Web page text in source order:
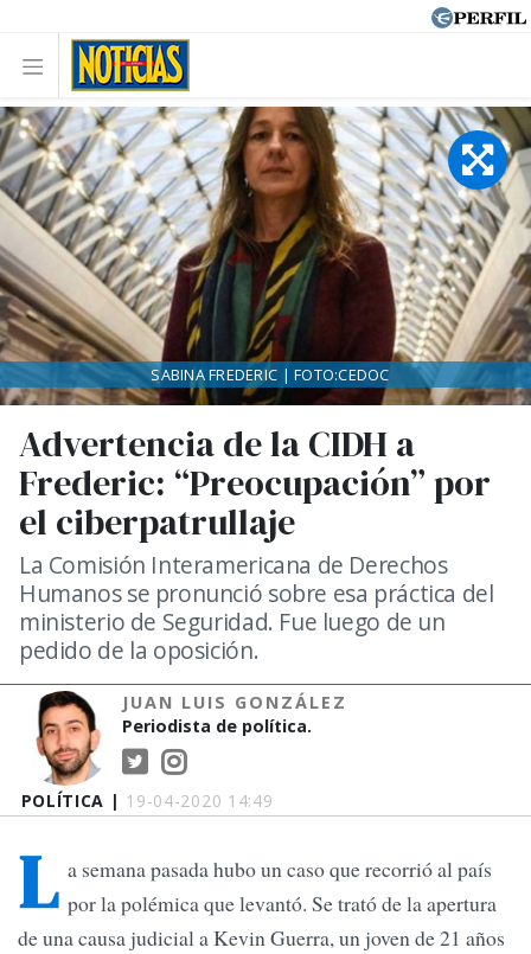
POLÍTICA | 19-04-2020 14:49
Advertencia de la CIDH a
Frederic: “Preocupación” por
el ciberpatrullaje
La Comisión Interamericana de Derechos
Humanos se pronunció sobre esa práctica del
ministerio de Seguridad. Fue luego de un
pedido de la oposición.
JUAN LUIS GONZÁLEZ
Periodista de política.
SABINA FREDERIC | FOTO:CEDOC
L a semana pasada hubo un caso que recorrió al país
por la polémica que levantó. Se trató de la apertura
de una causa judicial a Kevin Guerra, un joven de 21 años